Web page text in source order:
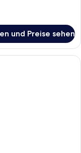
und Preise sehen
Hotelzimmer mit